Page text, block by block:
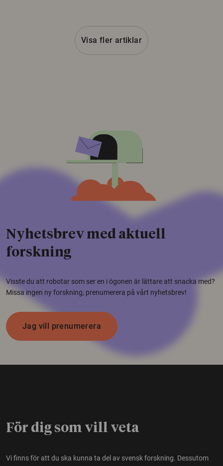
Visa fler artiklar
Nyhetsbrev med aktuell
forskning
Visste du att robotar som ser en i ögonen är lättare att snacka med?
Missa ingen ny forskning, prenumerera på vårt nyhetsbrev!
Jag vill prenumerera
För dig som vill veta
Vi finns för att du ska kunna ta del av svensk forskning. Dessutom